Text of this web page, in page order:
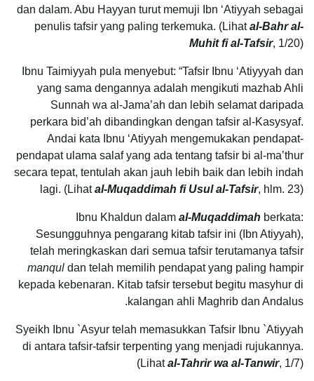
dan dalam. Abu Hayyan turut memuji Ibn ‘Atiyyah sebagai
penulis tafsir yang paling terkemuka. (Lihatal-Bahr al-
Muhit fi al-Tafsir, 1/20)
Ibnu Taimiyyah pula menyebut: “Tafsir Ibnu ‘Atiyyyah dan
yang sama dengannya adalah mengikuti mazhab Ahli
Sunnah wa al-Jama’ah dan lebih selamat daripada
perkara bid’ah dibandingkan dengan tafsir al-Kasysyaf.
Andai kata Ibnu ‘Atiyyah mengemukakan pendapat-
pendapat ulama salaf yang ada tentang tafsir bi al-ma’thur
secara tepat, tentulah akan jauh lebih baik dan lebih indah
lagi. (Lihatal-Muqaddimah fi Usul al-Tafsir, hlm. 23)
Ibnu Khaldun dalam al-Muqaddimah berkata:
Sesungguhnya pengarang kitab tafsir ini (Ibn Atiyyah),
telah meringkaskan dari semua tafsir terutamanya tafsir
manqul dan telah memilih pendapat yang paling hampir
kepada kebenaran. Kitab tafsir tersebut begitu masyhur di
kalangan ahli Maghrib dan Andalus.
Syeikh Ibnu `Asyur telah memasukkan Tafsir Ibnu `Atiyyah
di antara tafsir-tafsir terpenting yang menjadi rujukannya.
(Lihatal-Tahrir wa al-Tanwir, 1/7)